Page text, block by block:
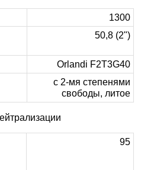
1300
50,8 (2")
Orlandi F2T3G40
с 2-мя степенями
свободы, литое
95